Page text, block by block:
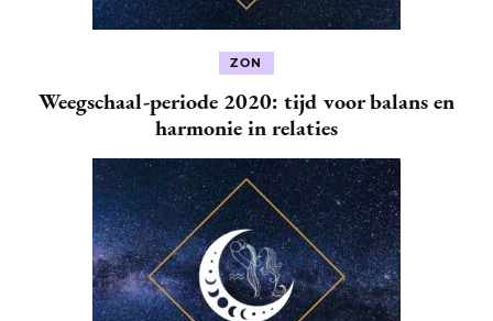
ZON
Weegschaal-periode 2020: tijd voor balans en
harmonie in relaties